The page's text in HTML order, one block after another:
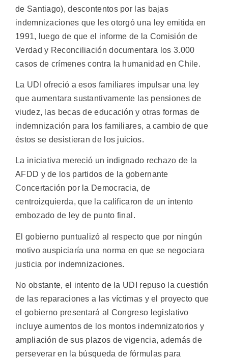
de Santiago), descontentos por las bajas
indemnizaciones que les otorgó una ley emitida en
1991, luego de que el informe de la Comisión de
Verdad y Reconciliación documentara los 3.000
casos de crímenes contra la humanidad en Chile.
La UDI ofreció a esos familiares impulsar una ley
que aumentara sustantivamente las pensiones de
viudez, las becas de educación y otras formas de
indemnización para los familiares, a cambio de que
éstos se desistieran de los juicios.
La iniciativa mereció un indignado rechazo de la
AFDD y de los partidos de la gobernante
Concertación por la Democracia, de
centroizquierda, que la calificaron de un intento
embozado de ley de punto final.
El gobierno puntualizó al respecto que por ningún
motivo auspiciaría una norma en que se negociara
justicia por indemnizaciones.
No obstante, el intento de la UDI repuso la cuestión
de las reparaciones a las víctimas y el proyecto que
el gobierno presentará al Congreso legislativo
incluye aumentos de los montos indemnizatorios y
ampliación de sus plazos de vigencia, además de
perseverar en la búsqueda de fórmulas para